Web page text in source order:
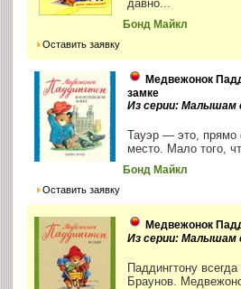
давно...
Бонд Майкл
Оставить заявку
Медвежонок
замке
Из серии: Малышам
Тауэр — это, прямо
место. Мало того,
Бонд Майкл
Оставить заявку
Медвежонок
Из серии: Малышам
Паддингтону
Браунов.